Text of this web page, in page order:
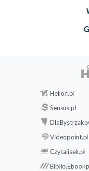
Helion.pl
Sensus.pl
Videopoint.pl
Czytalisek.pl